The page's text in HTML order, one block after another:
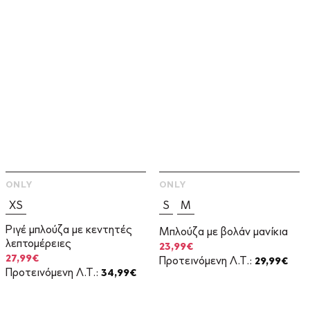
XS
Ριγέ μπλούζα με κεντητές
λεπτομέρειες
ONLY
Original
price
was:
27,99€
τρέχουσα
τιμή
Προτεινόμενη Λ.Τ.:34,99€
S
M
Μπλούζα με βολάν μανίκια
ONLY
Original
price
was:
23,99€
τρέχουσα
τιμή
Προτεινόμενη Λ.Τ.:29,99€